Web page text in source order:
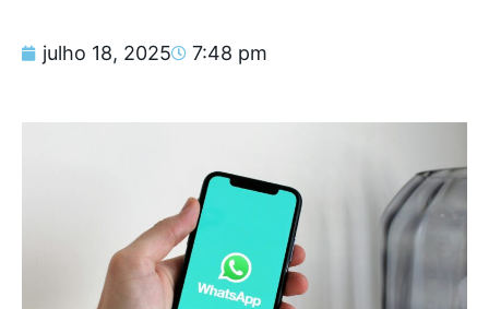
julho 18, 2025 7:48 pm